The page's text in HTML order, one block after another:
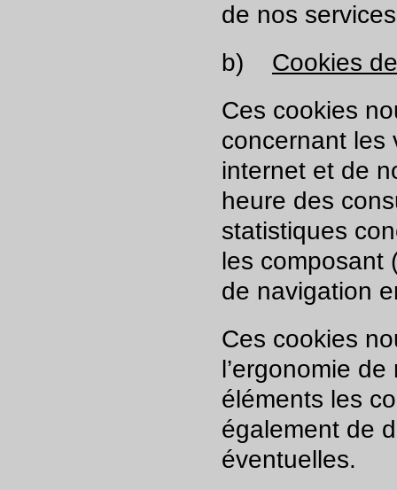
de nos
b) Cookies
Ces cookies
concernant les
internet et de
heure des
statistiques
les composant
de navigation
Ces cookies
l’ergonomie
éléments les
également de
éventuelles.